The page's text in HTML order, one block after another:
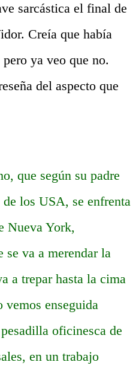
sarcástica el final de
Creía que había
ya veo que no.
del aspecto que
que según su padre
los USA, se enfrenta
Nueva York,
se va a merendar la
a trepar hasta la cima
vemos enseguida
oficinesca de
en un trabajo